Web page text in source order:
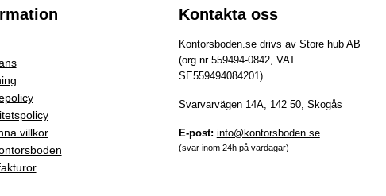
villkor
Kontakta oss
Kontorsboden.se drivs av Store hub AB
(org.nr 559494-0842, VAT
SE559494084201)
Svarvarvägen 14A, 142 50, Skogås
E-post: info@kontorsboden.se
(svar inom 24h på vardagar)